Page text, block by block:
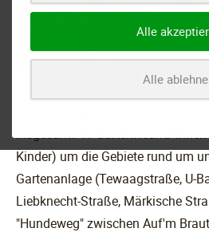
Alle
Alle
insgesamt 41
Kinder) um die Gebiete rund um
Gartenanlage (Tewaagstraße, U-
Liebknecht-Straße, Märkische
"Hundeweg" zwischen Auf'm